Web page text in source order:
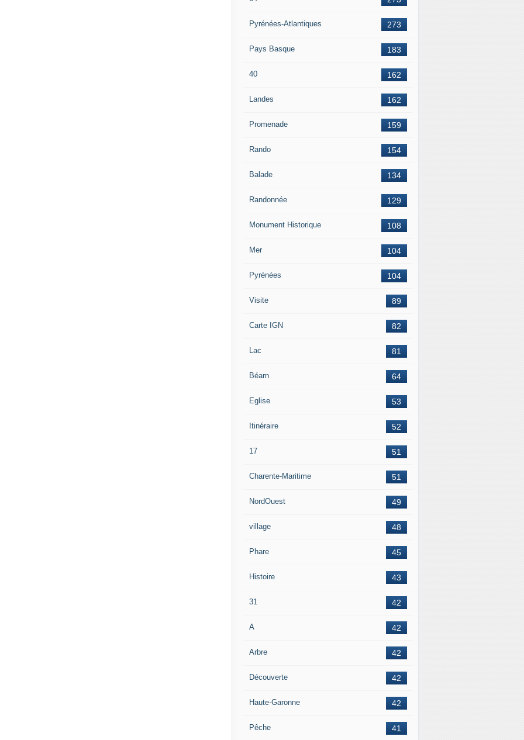
273
Pyrénées-Atlantiques
183
Pays Basque
162
40
162
Landes
159
Promenade
154
Rando
134
Balade
129
Randonnée
108
Monument Historique
104
Mer
104
Pyrénées
89
Visite
82
Carte IGN
81
Lac
64
Béarn
53
Eglise
52
Itinéraire
51
17
51
Charente-Maritime
49
NordOuest
48
village
45
Phare
43
Histoire
42
31
42
A
42
Arbre
42
Découverte
42
Haute-Garonne
41
Pêche